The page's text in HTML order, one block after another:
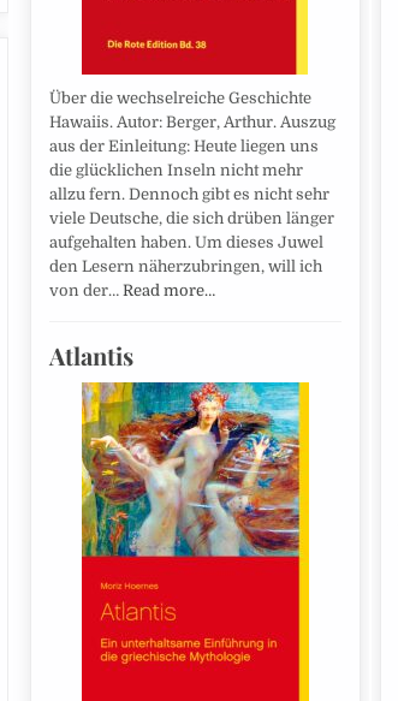
Über die wechselreiche Geschichte
Hawaiis. Autor: Berger, Arthur. Auszug
aus der Einleitung: Heute liegen uns
die glücklichen Inseln nicht mehr
allzu fern. Dennoch gibt es nicht sehr
viele Deutsche, die sich drüben länger
aufgehalten haben. Um dieses Juwel
den Lesern näherzubringen, will ich
von der… Read more…
Atlantis